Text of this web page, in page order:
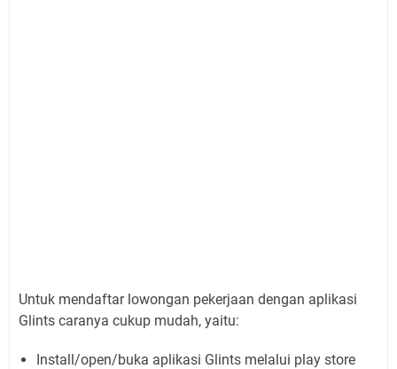
Untuk mendaftar lowongan pekerjaan dengan aplikasi
Glints caranya cukup mudah, yaitu:
Install/open/buka aplikasi Glints melalui play store